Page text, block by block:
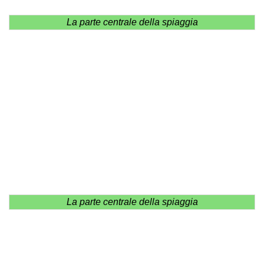
La parte centrale della spiaggia
La parte centrale della spiaggia